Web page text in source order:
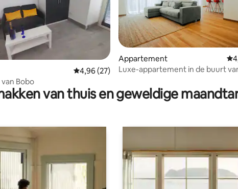
van 4,95 uit 5, 97 recensies
Gemiddelde beoordeling van 4,96 uit 5, 27
4,96 (27)
Bobo
Appartement
Luxe-appartement in de buurt
van thuis en geweldige